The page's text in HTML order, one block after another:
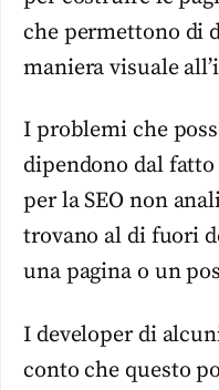
che permettono di
maniera visuale
I problemi che
dipendono dal
per la SEO non
trovano al di fuori
una pagina o un
I developer di
conto che questo